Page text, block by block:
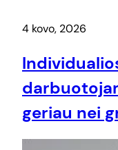
4 kovo, 2026
geriau nei